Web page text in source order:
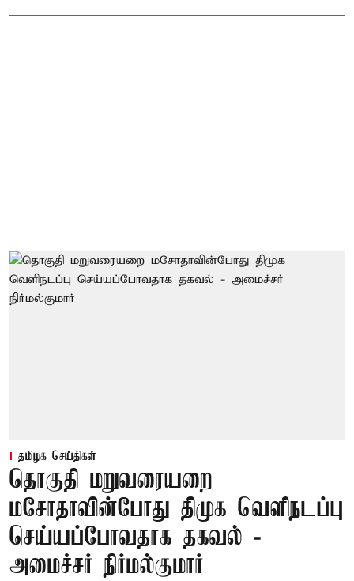
தமிழக செய்திகள்
தொகுதி மறுவரையறை
மசோதாவின்போது திமுக வெளிநடப்பு
செய்யப்போவதாக தகவல் -
அமைச்சர் நிர்மல்குமார்